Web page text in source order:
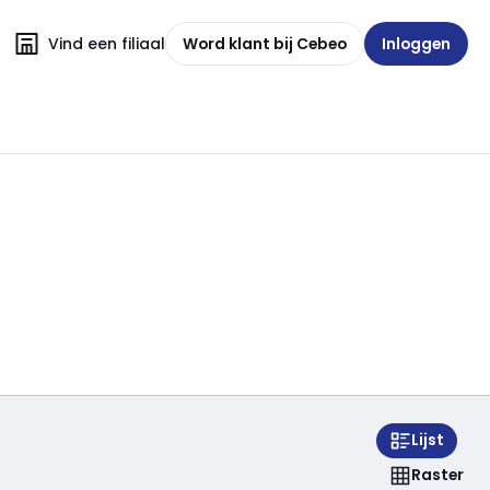
Vind een filiaal Word klant bij Cebeo Inloggen
Lijst
Raster